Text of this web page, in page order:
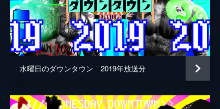
#3 ほか
クロちゃん恋愛リアリティショー「モンスタ
ーハウス～第3話」ラストに衝撃事態が▼目
隠し状態の芸人が子供の指示だけで迷路から
脱出▼ちょうど半々になる究極の選択とは？
55分
2018/11/28放送 #155 ロード「ちょうど1
説SP
みんなの説SPで「米、10秒に1粒なら永遠に
水曜日のダウンタウン｜2019年放送分